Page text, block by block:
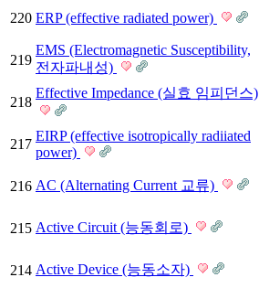
220 ERP (effective radiated power)
219
EMS (Electromagnetic Susceptibility,
전자파내성)
218
Effective Impedance (실효 임피던스)
217
EIRP (effective isotropically radiiated
power)
216 AC (Alternating Current 교류)
215 Active Circuit (능동회로)
214 Active Device (능동소자)